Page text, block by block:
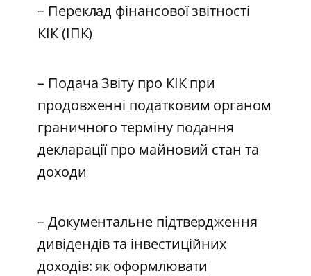
– Переклад фінансової звітності
КІК (ІПК)
– Подача Звіту про КІК при
продовженні податковим органом
граничного терміну подання
декларації про майновий стан та
доходи
– Документальне підтвердження
дивідендів та інвестиційних
доходів: як оформлювати